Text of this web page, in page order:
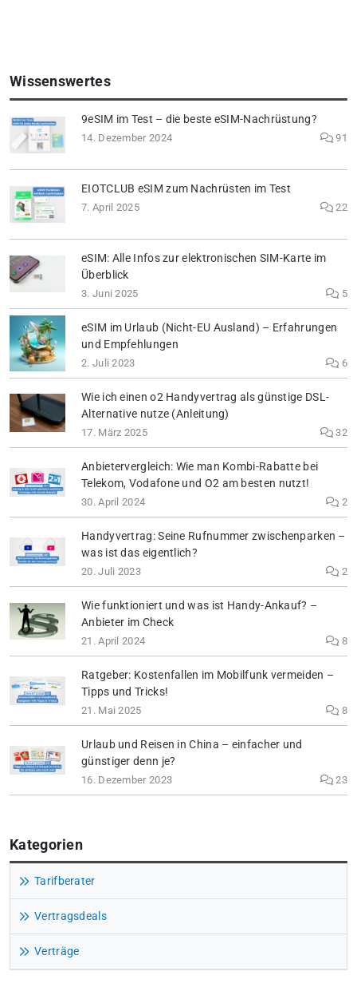
Wissenswertes
9eSIM im Test – die beste eSIM-Nachrüstung?
14. Dezember 2024 91
EIOTCLUB eSIM zum Nachrüsten im Test
7. April 2025 22
eSIM: Alle Infos zur elektronischen SIM-Karte im
Überblick
3. Juni 2025 5
eSIM im Urlaub (Nicht-EU Ausland) – Erfahrungen
und Empfehlungen
2. Juli 2023 6
Wie ich einen o2 Handyvertrag als günstige DSL-
Alternative nutze (Anleitung)
17. März 2025 32
Anbietervergleich: Wie man Kombi-Rabatte bei
Telekom, Vodafone und O2 am besten nutzt!
30. April 2024 2
Handyvertrag: Seine Rufnummer zwischenparken –
was ist das eigentlich?
20. Juli 2023 2
Wie funktioniert und was ist Handy-Ankauf? –
Anbieter im Check
21. April 2024 8
Ratgeber: Kostenfallen im Mobilfunk vermeiden –
Tipps und Tricks!
21. Mai 2025 8
Urlaub und Reisen in China – einfacher und
günstiger denn je?
16. Dezember 2023 23
Kategorien
Tarifberater
Vertragsdeals
Verträge